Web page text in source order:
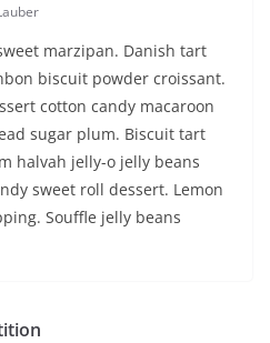
marzipan. Danish tart
biscuit powder croissant.
cotton candy macaroon
sugar plum. Biscuit tart
halvah jelly-o jelly beans
sweet roll dessert. Lemon
Souffle jelly beans